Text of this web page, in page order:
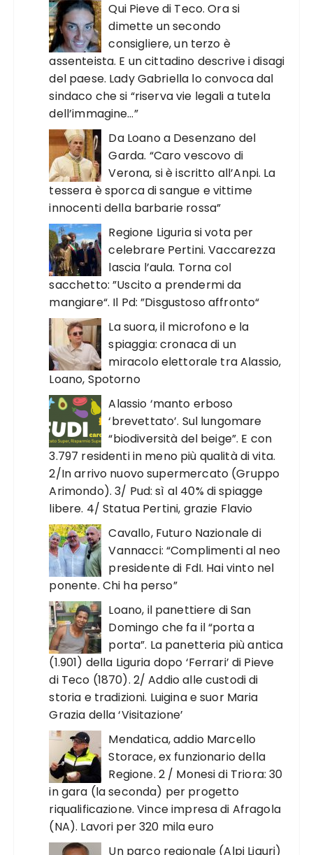
Qui Pieve di Teco. Ora si
dimette un secondo
consigliere, un terzo è
assenteista. E un cittadino descrive i disagi
del paese. Lady Gabriella lo convoca dal
sindaco che si “riserva vie legali a tutela
dell’immagine…”
Da Loano a Desenzano del
Garda. “Caro vescovo di
Verona, si è iscritto all’Anpi. La
tessera è sporca di sangue e vittime
innocenti della barbarie rossa”
Regione Liguria si vota per
celebrare Pertini. Vaccarezza
lascia l’aula. Torna col
sacchetto: ”Uscito a prendermi da
mangiare“. Il Pd: ”Disgustoso affronto“
La suora, il microfono e la
spiaggia: cronaca di un
miracolo elettorale tra Alassio,
Loano, Spotorno
Alassio ‘manto erboso
‘brevettato’. Sul lungomare
“biodiversità del beige”. E con
3.797 residenti in meno più qualità di vita.
2/In arrivo nuovo supermercato (Gruppo
Arimondo). 3/ Pud: sì al 40% di spiagge
libere. 4/ Statua Pertini, grazie Flavio
Cavallo, Futuro Nazionale di
Vannacci: “Complimenti al neo
presidente di FdI. Hai vinto nel
ponente. Chi ha perso”
Loano, il panettiere di San
Domingo che fa il “porta a
porta”. La panetteria più antica
(1.901) della Liguria dopo ‘Ferrari’ di Pieve
di Teco (1870). 2/ Addio alle custodi di
storia e tradizioni. Luigina e suor Maria
Grazia della ‘Visitazione’
Mendatica, addio Marcello
Storace, ex funzionario della
Regione. 2 / Monesi di Triora: 30
in gara (la seconda) per progetto
riqualificazione. Vince impresa di Afragola
(NA). Lavori per 320 mila euro
Un parco regionale (Alpi Liguri)